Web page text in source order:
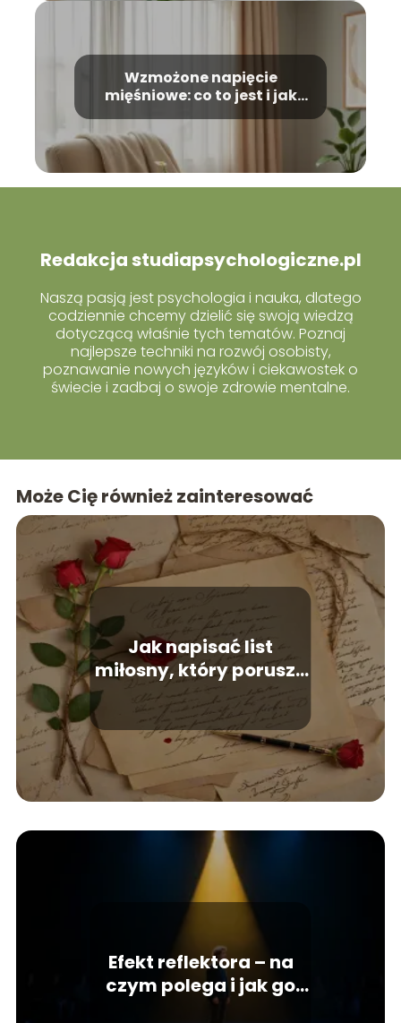
Wzmożone napięcie
mięśniowe: co to jest i jak
Redakcja studiapsychologiczne.pl
Naszą pasją jest psychologia i nauka, dlatego
codziennie chcemy dzielić się swoją wiedzą
dotyczącą właśnie tych tematów. Poznaj
najlepsze techniki na rozwój osobisty,
poznawanie nowych języków i ciekawostek o
świecie i zadbaj o swoje zdrowie mentalne.
Może Cię również zainteresować
Jak napisać list
miłosny, który poruszy
serce?
Efekt reflektora – na
czym polega i jak go
przezwyciężyć?